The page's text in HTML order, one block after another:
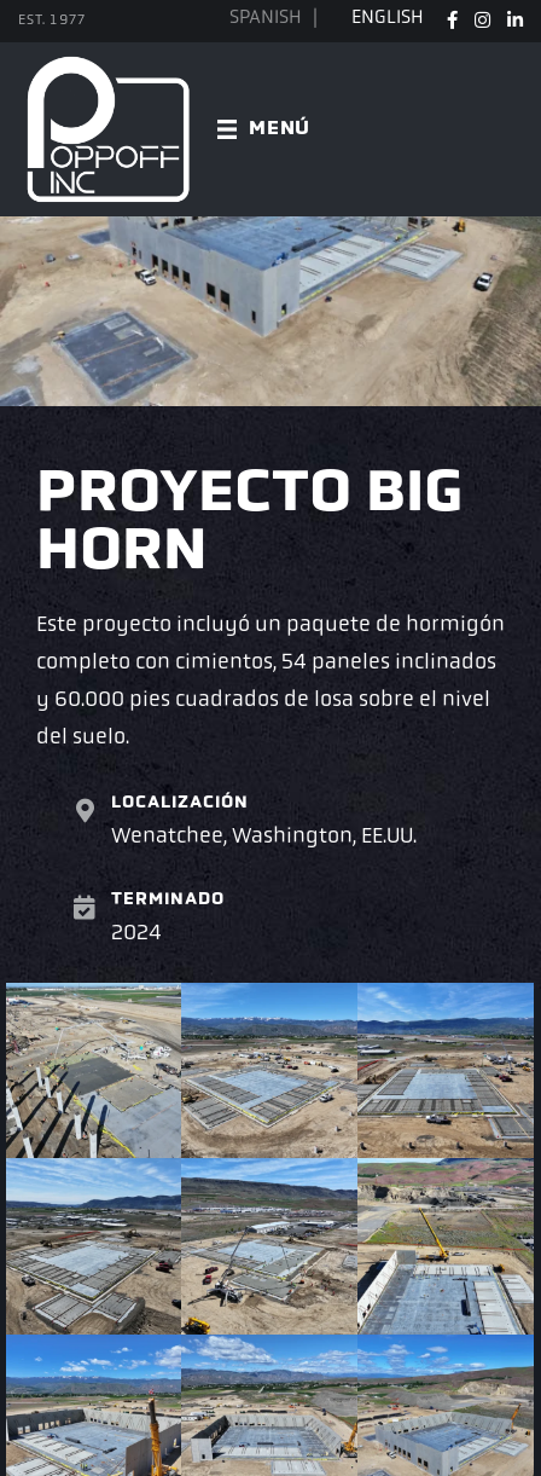
Saltar
contenido
principal
EST. 1977 SPANISH ENGLISH PENSIÓN
YO GLI
MENÚ
PROYECTO BIG
HORN
LOCALIZACIÓN
Wenatchee, Washington, EE.UU.
TERMINADO
2024
Este proyecto incluyó un paquete de hormigón
completo con cimientos, 54 paneles inclinados
y 60.000 pies cuadrados de losa sobre el nivel
del suelo.